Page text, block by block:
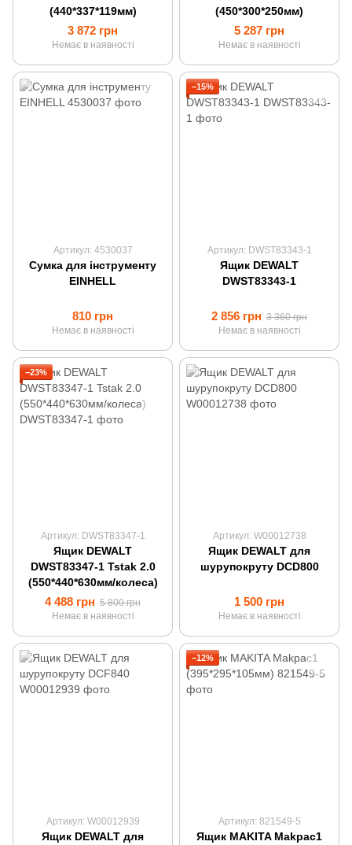
(440*337*119мм)
3 872 грн
Немає в наявності
(450*300*250мм)
5 287 грн
Немає в наявності
Артикул: 4530037
Сумка для інструменту
EINHELL
810 грн
Немає в наявності
−15%
Артикул: DWST83343-1
Ящик DEWALT
DWST83343-1
2 856 грн 3 360 грн
Немає в наявності
−23%
Артикул: DWST83347-1
Ящик DEWALT
DWST83347-1 Tstak 2.0
(550*440*630мм/колеса)
4 488 грн 5 800 грн
Немає в наявності
Артикул: W00012738
Ящик DEWALT для
шурупокруту DCD800
1 500 грн
Немає в наявності
Артикул: W00012939
Ящик DEWALT для
−12%
Артикул: 821549-5
Ящик MAKITA Makpac1